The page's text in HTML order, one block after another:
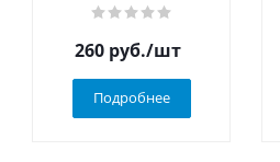
260 руб./шт
Подробнее